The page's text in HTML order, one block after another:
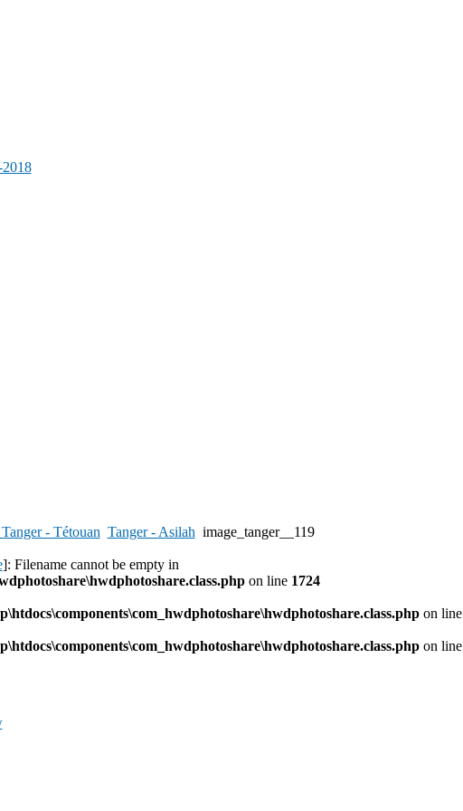
- Tétouan Tanger - Asilah image_tanger__119
]: Filename cannot be empty in
on line 1724
on line
on line